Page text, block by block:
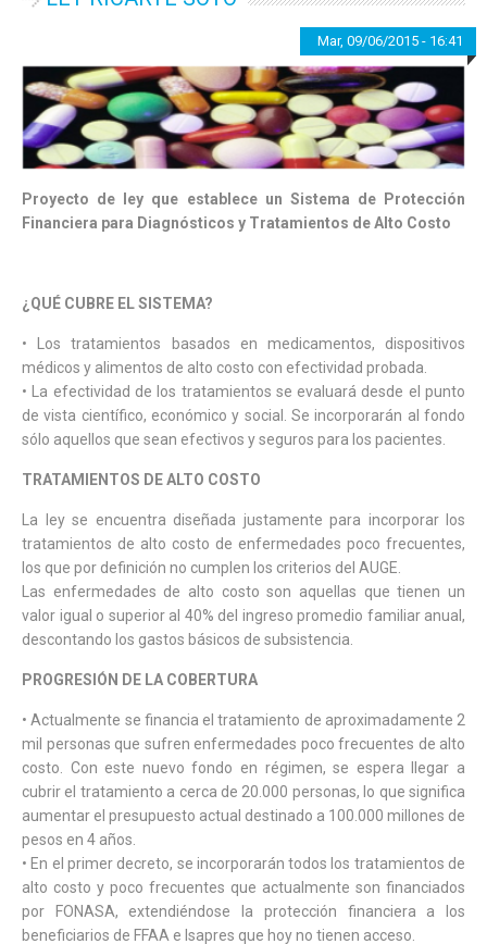
Mar, 09/06/2015 - 16:41
—admin
Proyecto de ley que establece un Sistema de Protección
Financiera para Diagnósticos y Tratamientos de Alto Costo
¿QUÉ CUBRE EL SISTEMA?
• Los tratamientos basados en medicamentos, dispositivos
médicos y alimentos de alto costo con efectividad probada.
• La efectividad de los tratamientos se evaluará desde el punto
de vista científico, económico y social. Se incorporarán al fondo
sólo aquellos que sean efectivos y seguros para los pacientes.
TRATAMIENTOS DE ALTO COSTO
La ley se encuentra diseñada justamente para incorporar los
tratamientos de alto costo de enfermedades poco frecuentes,
los que por definición no cumplen los criterios del AUGE.
Las enfermedades de alto costo son aquellas que tienen un
valor igual o superior al 40% del ingreso promedio familiar anual,
descontando los gastos básicos de subsistencia.
PROGRESIÓN DE LA COBERTURA
• Actualmente se financia el tratamiento de aproximadamente 2
mil personas que sufren enfermedades poco frecuentes de alto
costo. Con este nuevo fondo en régimen, se espera llegar a
cubrir el tratamiento a cerca de 20.000 personas, lo que significa
aumentar el presupuesto actual destinado a 100.000 millones de
pesos en 4 años.
• En el primer decreto, se incorporarán todos los tratamientos de
alto costo y poco frecuentes que actualmente son financiados
por FONASA, extendiéndose la protección financiera a los
beneficiarios de FFAA e Isapres que hoy no tienen acceso.